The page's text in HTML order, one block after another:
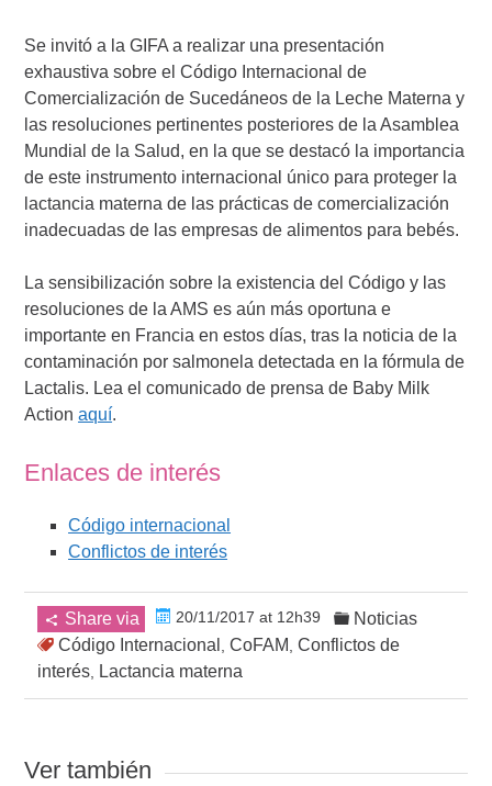
Se invitó a la GIFA a realizar una presentación
exhaustiva sobre el Código Internacional de
Comercialización de Sucedáneos de la Leche Materna y
las resoluciones pertinentes posteriores de la Asamblea
Mundial de la Salud, en la que se destacó la importancia
de este instrumento internacional único para proteger la
lactancia materna de las prácticas de comercialización
inadecuadas de las empresas de alimentos para bebés.
La sensibilización sobre la existencia del Código y las
resoluciones de la AMS es aún más oportuna e
importante en Francia en estos días, tras la noticia de la
contaminación por salmonela detectada en la fórmula de
Lactalis. Lea el comunicado de prensa de Baby Milk
Actionaquí.
Enlaces de interés
Código internacional
Conflictos de interés
Share via 20/11/2017 at 12h39
Noticias
Código Internacional ,CoFAM,Conflictos de
interés, Lactancia materna
Ver también